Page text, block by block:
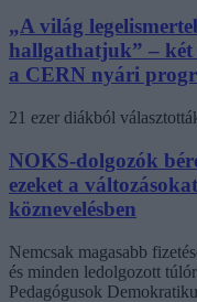
„A világ
hallgathatjuk” – két
a CERN nyári
21 ezer diákból
NOKS-dolgozók
ezeket a
köznevelésben
Nemcsak magasabb
és minden ledolgozott
Pedagógusok